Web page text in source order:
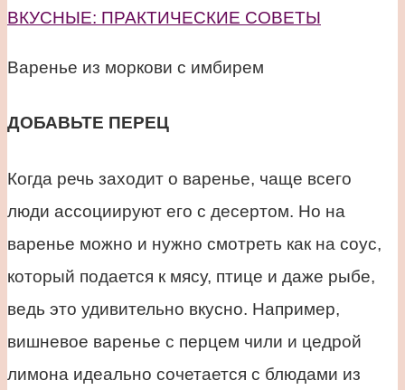
Варенье из моркови с имбирем
ДОБАВЬТЕ ПЕРЕЦ
Когда речь заходит о варенье, чаще всего
люди ассоциируют его с десертом. Но на
варенье можно и нужно смотреть как на соус,
который подается к мясу, птице и даже рыбе,
ведь это удивительно вкусно. Например,
вишневое варенье с перцем чили и цедрой
лимона идеально сочетается с блюдами из